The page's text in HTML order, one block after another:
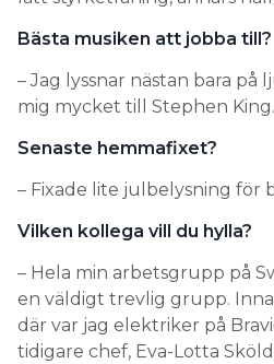
Bästa musiken att jobba till?
– Jag lyssnar nästan bara på
mig mycket till Stephen King.
Senaste hemmafixet?
– Fixade lite julbelysning för
Vilken kollega vill du hylla?
– Hela min arbetsgrupp på
en väldigt trevlig grupp.
där var jag elektriker på
tidigare chef, Eva-Lotta